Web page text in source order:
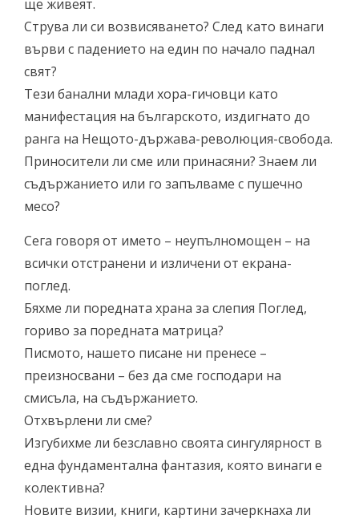
ще живеят.
Струва ли си возвисяването? След като винаги
върви с падението на един по начало паднал
свят?
Тези банални млади хора-гичовци като
манифестация на българското, издигнато до
ранга на Нещото-държава-революция-свобода.
Приносители ли сме или принасяни? Знаем ли
съдържанието или го запълваме с пушечно
месо?
Сега говоря от името – неупълномощен – на
всички отстранени и изличени от екрана-
поглед.
Бяхме ли поредната храна за слепия Поглед,
гориво за поредната матрица?
Писмото, нашето писане ни пренесе –
преизносвани – без да сме господари на
смисъла, на съдържанието.
Отхвърлени ли сме?
Изгубихме ли безславно своята сингулярност в
една фундаментална фантазия, която винаги е
колективна?
Новите визии, книги, картини зачеркнаха ли